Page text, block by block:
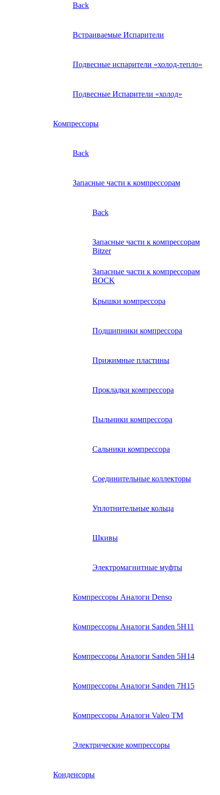
Back
Встраиваемые Испарители
Подвесные испарители «холод-тепло»
Подвесные Испарители «холод»
Компрессоры
Back
Запасные части к компрессорам
Back
Запасные части к компрессорам
Bitzer
Запасные части к компрессорам
BOCK
Крышки компрессора
Подшипники компрессора
Прижимные пластины
Прокладки компрессора
Пыльники компрессора
Сальники компрессора
Соединительные коллекторы
Уплотнительные кольца
Шкивы
Электромагнитные муфты
Компрессоры Аналоги Denso
Компрессоры Аналоги Sanden 5H11
Компрессоры Аналоги Sanden 5H14
Компрессоры Аналоги Sanden 7H15
Компрессоры Аналоги Valeo ТМ
Электрические компрессоры
Конденсоры